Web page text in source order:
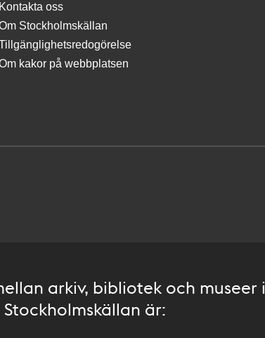
Kontakta oss
Stockholmskällan
kakor på webbplatsen
arkiv, bibliotek och museer i
är: